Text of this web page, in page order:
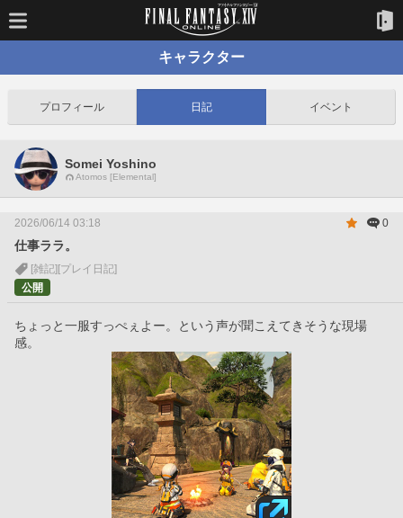
キャラクター
プロフィール 日記 イベント
Somei Yoshino
Atomos [Elemental]
2026/06/14 03:18 0
仕事ララ。
[雑記] [プレイ日記]
公開
ちょっと一服すっぺぇよー。という声が聞こえてきそうな現場
感。